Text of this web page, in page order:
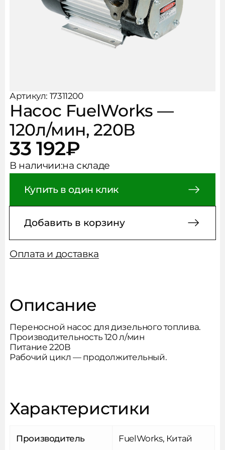
Артикул: 17311200
Насос FuelWorks —
120л/мин, 220В
33 192₽
В наличии:на складе
Купить в один клик
Добавить в корзину
Оплата и доставка
Описание
Переносной насос для дизельного топлива.
Производительность 120 л/мин
Питание 220В
Рабочий цикл — продолжительный.
Характеристики
Производитель FuelWorks, Китай
Рукава, фитинги, хомуты
Чистота и безопасность
Аксессуары
КОНТАКТЫ
Заполните форму и мы вам
перезвоним
товара
Подпишитесь на новости,
чтобы не пропустить акции
и новые товары
Спасибо!
Ошибка отправки